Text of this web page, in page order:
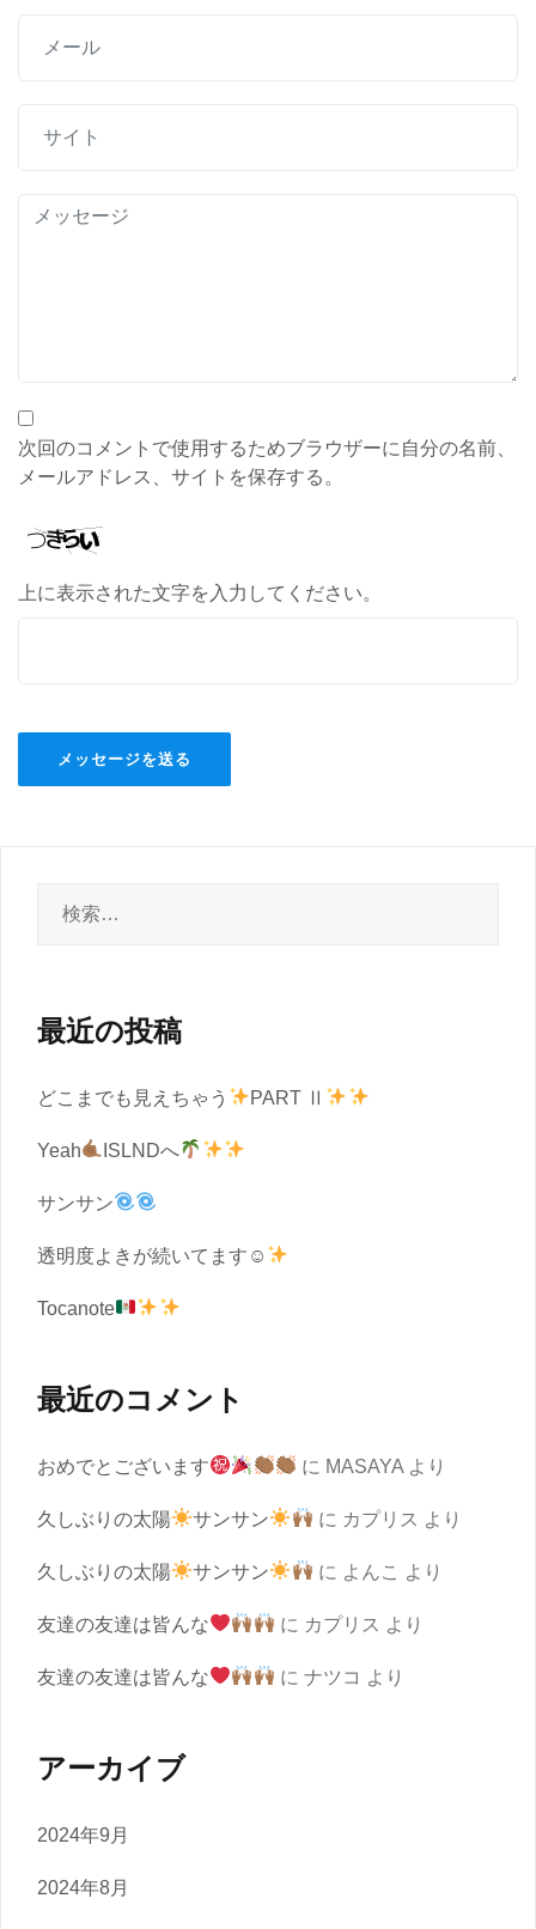
ン
次回のコメントで使用するためブラウザーに自分の名前、
メールアドレス、サイトを保存する。
上に表示された文字を入力してください。
最近の投稿
どこまでも見えちゃう PART Ⅱ
Yeah ISLNDへ
サンサン
透明度よきが続いてます☺︎
Tocanote
最近のコメント
おめでとございます に MASAYAより
久しぶりの太陽 サンサン に カプリス より
久しぶりの太陽 サンサン に よんこ より
友達の友達は皆んな に カプリス より
友達の友達は皆んな に ナツコ より
アーカイブ
2024年9月
2024年8月